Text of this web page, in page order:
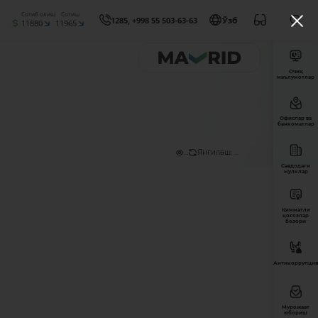
Сотиб олиш
11880
Сотиш
11965 1285, +998 55 503-63-63 Ўзб
Янгилаш: ...
Очиқ
маълумотлар
Офислар ва
банкоматлар
Савдодаги
мулклар
Қимматли
қоғозлар
бозори
Антикоррупция
Мурожаат
юбориш